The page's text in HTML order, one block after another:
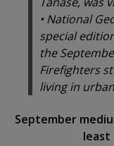
• National
special
the
Firefighters
living in
September
least